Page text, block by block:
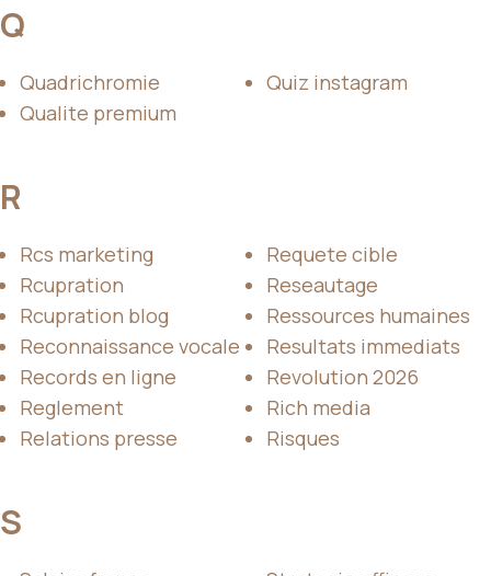
Q
Quadrichromie
Qualite premium
Quiz instagram
R
Rcs marketing
Rcupration
Rcupration blog
Reconnaissance vocale
Records en ligne
Reglement
Relations presse
Requete cible
Reseautage
Ressources humaines
Resultats immediats
Revolution 2026
Rich media
Risques
S